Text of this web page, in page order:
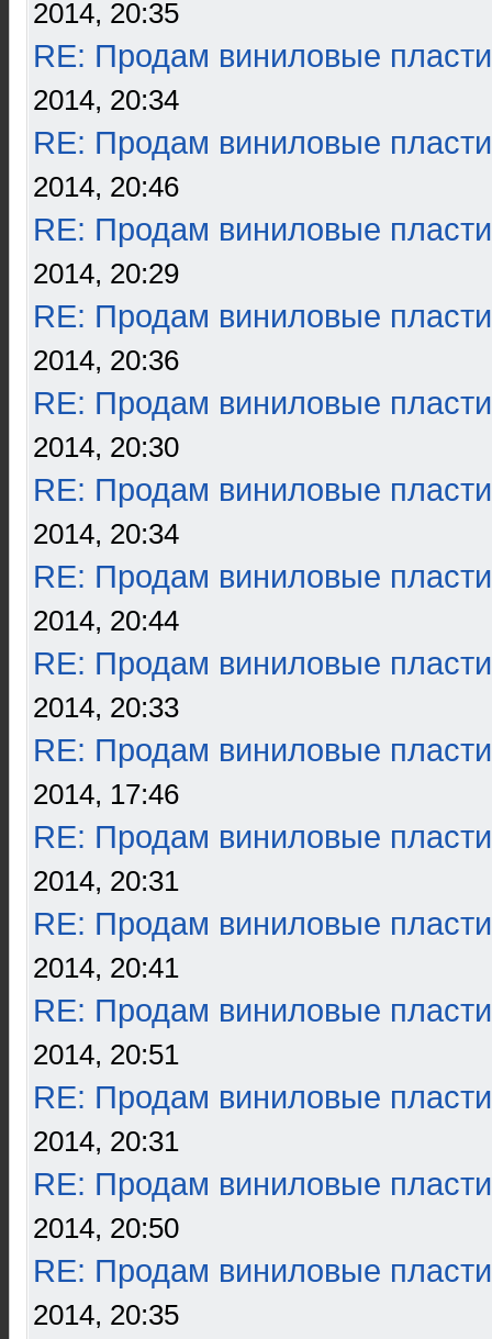
2014, 20:35
RE: Продам виниловые
2014, 20:34
RE: Продам виниловые
2014, 20:46
RE: Продам виниловые
2014, 20:29
RE: Продам виниловые
2014, 20:36
RE: Продам виниловые
2014, 20:30
RE: Продам виниловые
2014, 20:34
RE: Продам виниловые
2014, 20:44
RE: Продам виниловые
2014, 20:33
RE: Продам виниловые
2014, 17:46
RE: Продам виниловые
2014, 20:31
RE: Продам виниловые
2014, 20:41
RE: Продам виниловые
2014, 20:51
RE: Продам виниловые
2014, 20:31
RE: Продам виниловые
2014, 20:50
RE: Продам виниловые
2014, 20:35